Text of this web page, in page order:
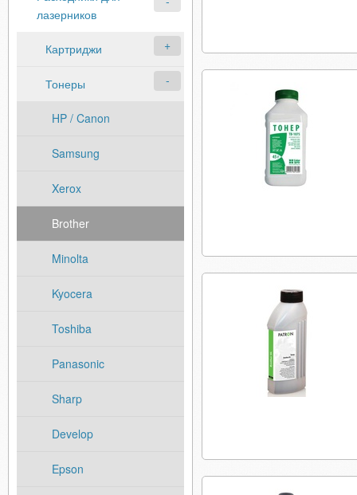
лазерников
Картриджи
Тонеры
HP / Canon
Samsung
Xerox
Brother
Minolta
Kyocera
Toshiba
Panasonic
Sharp
Develop
Epson